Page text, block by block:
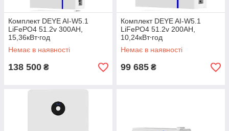
Комплект DEYE AI-W5.1
LiFePO4 51.2v 300AH,
15,36кВт⋅год
Немає в наявності
138 500 ₴
Комплект DEYE AI-W5.1
LiFePO4 51.2v 200AH,
10,24кВт⋅год
Немає в наявності
99 685 ₴